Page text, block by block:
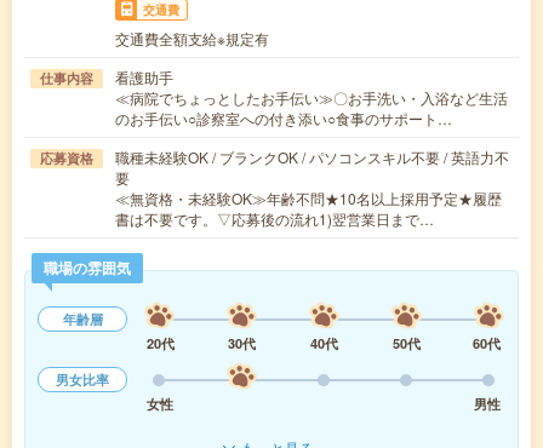
交通費
交通費全額支給※規定有
仕事内容
看護助手
≪病院でちょっとしたお手伝い≫〇お手洗い・入浴など生活
のお手伝い○診察室への付き添い○食事のサポート…
応募資格
職種未経験OK / ブランクOK / パソコンスキル不要 / 英語力不
要
≪無資格・未経験OK≫年齢不問★10名以上採用予定★履歴
書は不要です。▽応募後の流れ1)翌営業日まで…
職場の雰囲気
年齢層
20代
30代 40代 50代
60代
男女比率
女性
男性